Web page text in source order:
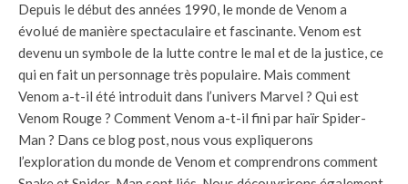
Depuis le début des années 1990, le monde de Venom a
évolué de manière spectaculaire et fascinante. Venom est
devenu un symbole de la lutte contre le mal et de la justice, ce
qui en fait un personnage très populaire. Mais comment
Venom a-t-il été introduit dans l’univers Marvel ? Qui est
Venom Rouge ? Comment Venom a-t-il fini par haïr Spider-
Man ? Dans ce blog post, nous vous expliquerons
l’exploration du monde de Venom et comprendrons comment